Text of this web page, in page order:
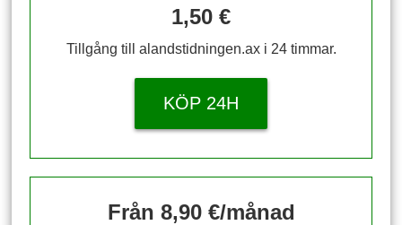
1,50 €
Tillgång till alandstidningen.ax i 24 timmar.
KÖP 24H
Från 8,90 €/månad